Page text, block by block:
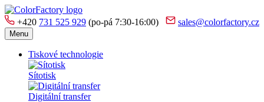
+420 731 525 929 (po-pá 7:30-16:00) sales@colorfactory.cz
Menu
Tiskové technologie
Sítotisk
Digitální transfer